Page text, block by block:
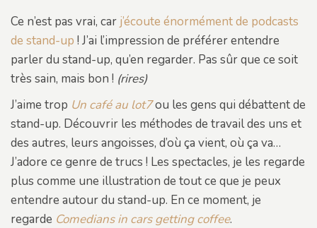
Ce n’est pas vrai, car j’écoute énormément de podcasts
de stand-up ! J’ai l’impression de préférer entendre
parler du stand-up, qu’en regarder. Pas sûr que ce soit
très sain, mais bon ! (rires)
J’aime trop Un café au lot7ou les gens qui débattent de
stand-up. Découvrir les méthodes de travail des uns et
des autres, leurs angoisses, d’où ça vient, où ça va…
J’adore ce genre de trucs ! Les spectacles, je les regarde
plus comme une illustration de tout ce que je peux
entendre autour du stand-up. En ce moment, je
regarde Comedians in cars getting coffee.